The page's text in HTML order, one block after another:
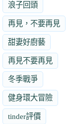
浪子回頭
再見，不要再見
甜妻好廚藝
再見不要再見
冬季戰爭
健身環大冒險
tinder評價